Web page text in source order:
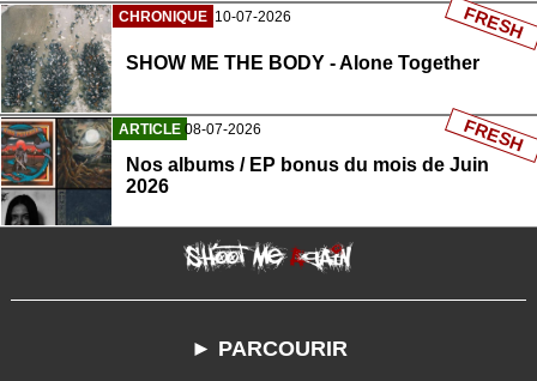
CHRONIQUE 10-07-2026
SHOW ME THE BODY - Alone Together
FRESH
ARTICLE 08-07-2026
Nos albums / EP bonus du mois de Juin
2026
FRESH
► PARCOURIR